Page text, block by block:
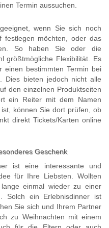
Termin aussuchen.
wenn Sie sich noch
festlegen möchten, oder das
So haben Sie oder die
größtmögliche Flexibilität. Es
einen bestimmten Termin bei
Dies bieten jedoch nicht alle
den einzelnen Produktseiten
ein Reiter mit dem Namen
können Sie dort prüfen, ob
direkt Tickets/Karten online
Geschenk
ist eine interessante und
für Ihre Liebsten. Wollten
einmal wieder zu einer
Solch ein Erlebnisdinner ist
Sie sich und Ihrem Partner
zu Weihnachten mit einem